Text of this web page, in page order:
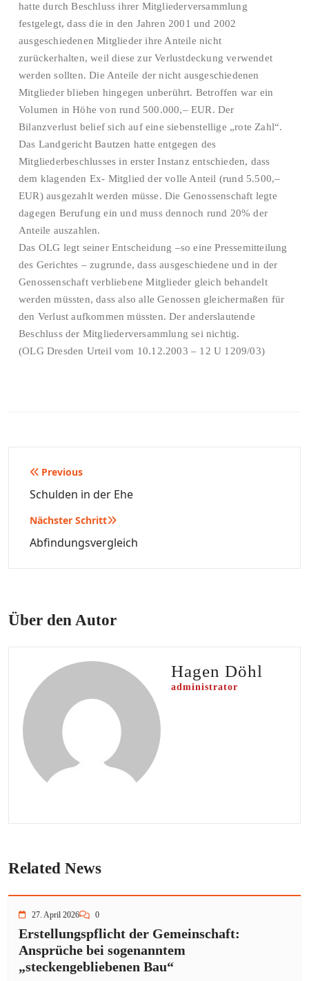
hatte durch Beschluss ihrer Mitgliederversammlung
festgelegt, dass die in den Jahren 2001 und 2002
ausgeschiedenen Mitglieder ihre Anteile nicht
zurückerhalten, weil diese zur Verlustdeckung verwendet
werden sollten. Die Anteile der nicht ausgeschiedenen
Mitglieder blieben hingegen unberührt. Betroffen war ein
Volumen in Höhe von rund 500.000,– EUR. Der
Bilanzverlust belief sich auf eine siebenstellige „rote Zahl“.
Das Landgericht Bautzen hatte entgegen des
Mitgliederbeschlusses in erster Instanz entschieden, dass
dem klagenden Ex- Mitglied der volle Anteil (rund 5.500,–
EUR) ausgezahlt werden müsse. Die Genossenschaft legte
dagegen Berufung ein und muss dennoch rund 20% der
Anteile auszahlen.
Das OLG legt seiner Entscheidung –so eine Pressemitteilung
des Gerichtes – zugrunde, dass ausgeschiedene und in der
Genossenschaft verbliebene Mitglieder gleich behandelt
werden müssten, dass also alle Genossen gleichermaßen für
den Verlust aufkommen müssten. Der anderslautende
Beschluss der Mitgliederversammlung sei nichtig.
(OLG Dresden Urteil vom 10.12.2003 – 12 U 1209/03)
Beitragsnavigation
Previous
Schulden in der Ehe
Nächster Schritt
Abfindungsvergleich
Über den Autor
Hagen Döhl
administrator
Related News
27. April 2026 0
Erstellungspflicht der Gemeinschaft:
Ansprüche bei sogenanntem
„steckengebliebenen Bau“